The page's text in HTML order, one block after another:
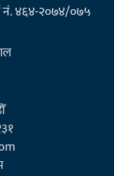
नं. ४६४-२०७४/०७५